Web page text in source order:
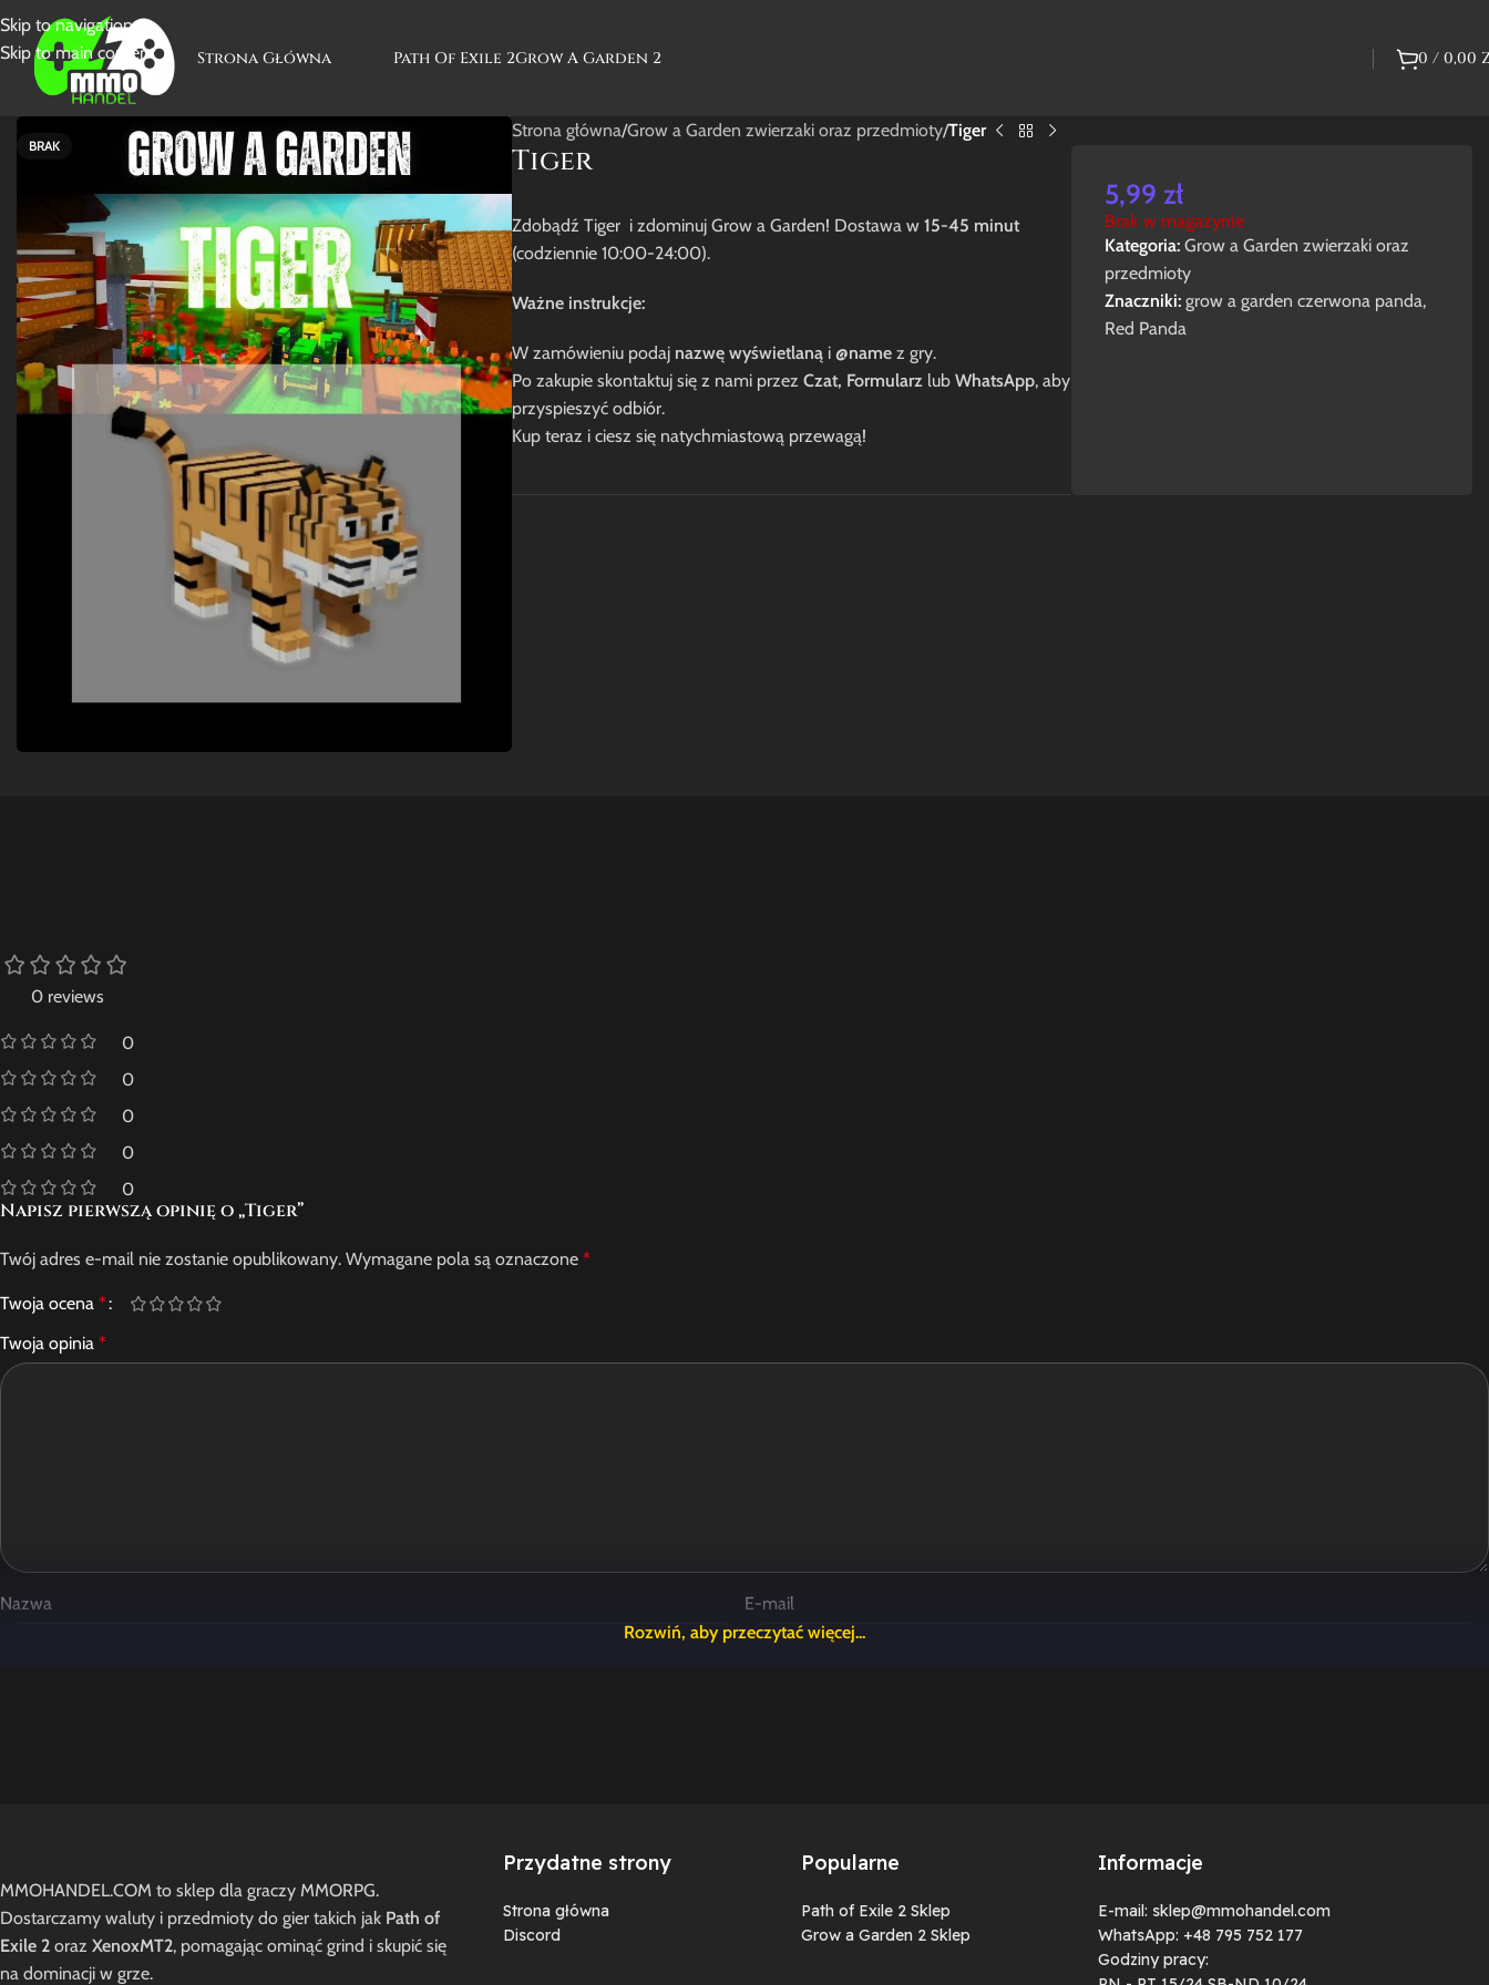
Skip to navigation
Skip to main content
Strona Główna Path Of Exile 2Grow A Garden 2 0 / 0,00
BRAK
Strona główna/Grow a Garden zwierzaki oraz przedmioty/Tiger
Tiger
Zdobądź Tiger i zdominuj Grow a Garden! Dostawa w 15-45 minut
(codziennie 10:00-24:00).
Ważne instrukcje:
W zamówieniu podaj nazwę wyświetlanąi @namez gry.
Po zakupie skontaktuj się z nami przez Czat, Formularz lub WhatsApp, aby
przyspieszyć odbiór.
Kup teraz i ciesz się natychmiastową przewagą!
5,99 zł
Brak w magazynie
Kategoria: Grow a Garden zwierzaki oraz
przedmioty
Znaczniki: grow a garden czerwona panda,
Red Panda
0 reviews
0
0
0
0
0
Na razie nie ma opinii o produkcie.
Napisz pierwszą opinię o „Tiger”
Twój adres e-mail nie zostanie opublikowany. Wymagane pola są oznaczone *
Twoja ocena *
Twoja opinia *
Nazwa E-mail
MMOHANDEL.COM to sklep dla graczy MMORPG.
Dostarczamy waluty i przedmioty do gier takich jak Path of
Exile 2 oraz XenoxMT2, pomagając ominąć grind i skupić się
na dominacji w grze.
Przydatne strony
Strona główna
Discord
Popularne
Path of Exile 2 Sklep
Grow a Garden 2 Sklep
Informacje
E-mail: sklep@mmohandel.com
WhatsApp: +48 795 752 177
Godziny pracy: